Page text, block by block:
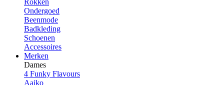
Rokken
Ondergoed
Beenmode
Badkleding
Schoenen
Accessoires
Merken
Dames
4 Funky Flavours
Aaiko